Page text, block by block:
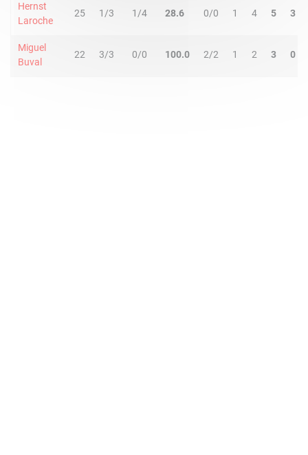
Hernst
Laroche
25 1/3 1/4 28.6 0/0 1 4 5 3
Miguel
Buval
22 3/3 0/0 100.0 2/2 1 2 3 0